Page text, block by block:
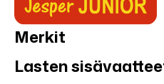
Merkit
Lasten